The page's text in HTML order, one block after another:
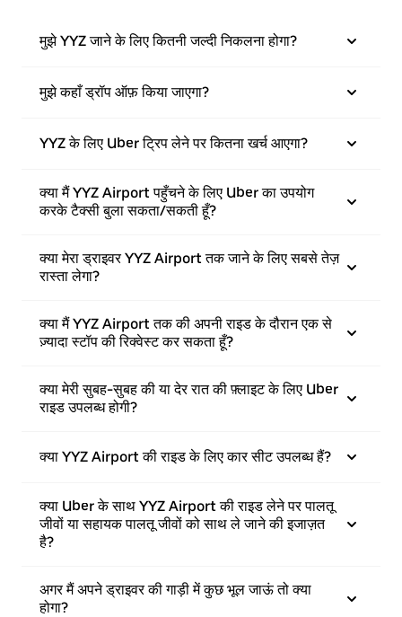
मुझे YYZ जाने के लिए कितनी जल्दी निकलना होगा?
मुझे कहाँ ड्रॉप ऑफ़ किया जाएगा?
YYZ के लिए Uber ट्रिप लेने पर कितना खर्च आएगा?
क्या मैं YYZ Airport पहुँचने के लिए Uber का उपयोग
करके टैक्सी बुला सकता/सकती हूँ?
क्या मेरा ड्राइवर YYZ Airport तक जाने के लिए सबसे तेज़
रास्ता लेगा?
क्या मैं YYZ Airport तक की अपनी राइड के दौरान एक से
ज़्यादा स्टॉप की रिक्वेस्ट कर सकता हूँ?
क्या मेरी सुबह-सुबह की या देर रात की फ़्लाइट के लिए Uber
राइड उपलब्ध होगी?
क्या YYZ Airport की राइड के लिए कार सीट उपलब्ध हैं?
क्या Uber के साथ YYZ Airport की राइड लेने पर पालतू
जीवों या सहायक पालतू जीवों को साथ ले जाने की इजाज़त
है?
अगर मैं अपने ड्राइवर की गाड़ी में कुछ भूल जाऊं तो क्या
होगा?